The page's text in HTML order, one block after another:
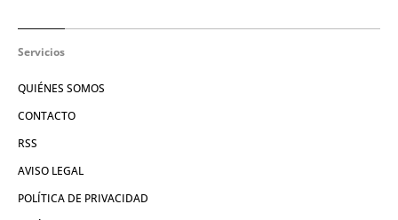
Servicios
QUIÉNES SOMOS
CONTACTO
RSS
AVISO LEGAL
POLÍTICA DE PRIVACIDAD